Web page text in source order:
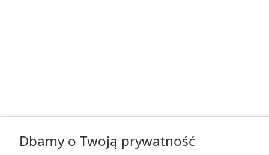
Dbamy o Twoją prywatność